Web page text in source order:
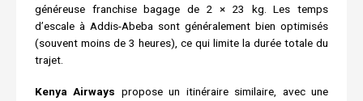
généreuse franchise bagage de 2 × 23 kg. Les temps
d’escale à Addis-Abeba sont généralement bien optimisés
(souvent moins de 3 heures), ce qui limite la durée totale du
trajet.
Kenya Airways propose un itinéraire similaire, avec une